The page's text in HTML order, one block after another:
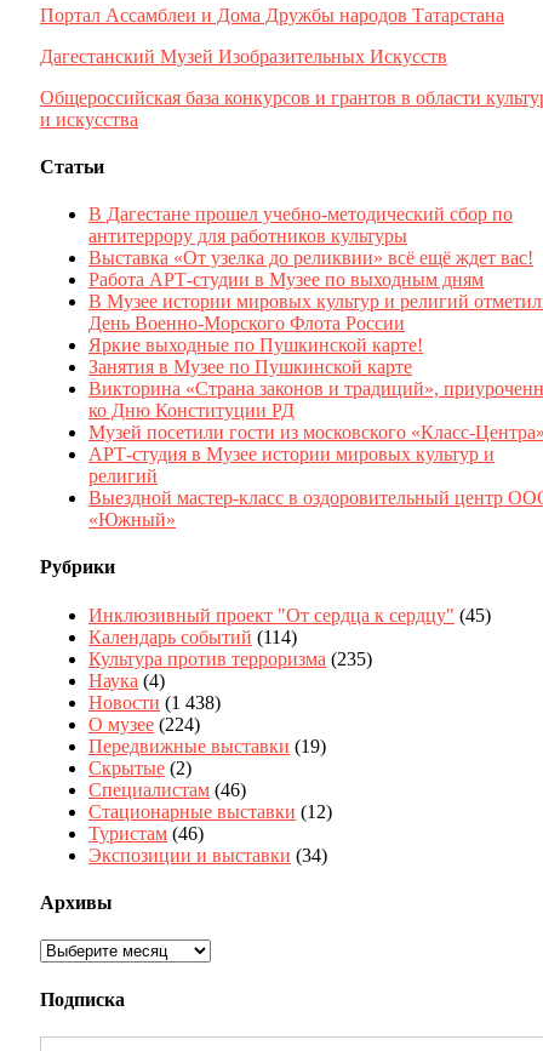
Портал Ассамблеи и Дома Дружбы народов Татарстана
Дагестанский Музей Изобразительных Искусств
Общероссийская база конкурсов и грантов в области
и искусства
Статьи
В Дагестане прошел учебно-методический сбор по
антитеррору для работников культуры
Выставка «От узелка до реликвии» всё ещё ждет вас!
Работа АРТ-студии в Музее по выходным дням
В Музее истории мировых культур и религий
День Военно-Морского Флота России
Яркие выходные по Пушкинской карте!
Занятия в Музее по Пушкинской карте
Викторина «Страна законов и традиций»,
ко Дню Конституции РД
Музей посетили гости из московского «Класс-
АРТ-студия в Музее истории мировых культур и
религий
Выездной мастер-класс в оздоровительный центр
«Южный»
Рубрики
Инклюзивный проект "От сердца к сердцу" (45)
Календарь событий (114)
Культура против терроризма (235)
Наука (4)
Новости (1 438)
О музее (224)
Передвижные выставки (19)
Скрытые (2)
Специалистам (46)
Стационарные выставки (12)
Туристам (46)
Экспозиции и выставки (34)
Архивы
Архивы
Подписка